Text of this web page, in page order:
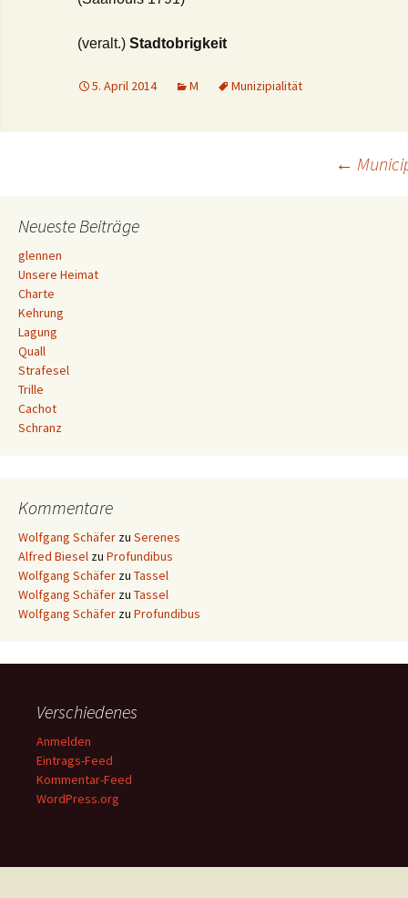
(veralt.) Stadtobrigkeit
5. April 2014 M Munizipialität
Navigation
←
Neueste Beiträge
glennen
Unsere Heimat
Charte
Kehrung
Lagung
Quall
Strafesel
Trille
Cachot
Schranz
Kommentare
Wolfgang Schäfer zu Serenes
Alfred Biesel zu Profundibus
Wolfgang Schäfer zu Tassel
Wolfgang Schäfer zu Tassel
Wolfgang Schäfer zu Profundibus
Verschiedenes
Anmelden
Eintrags-Feed
Kommentar-Feed
WordPress.org